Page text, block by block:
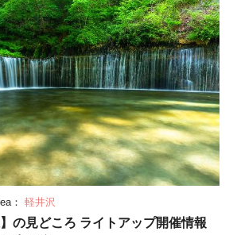
： 軽井沢
の見どころ ライトアップ開催情報